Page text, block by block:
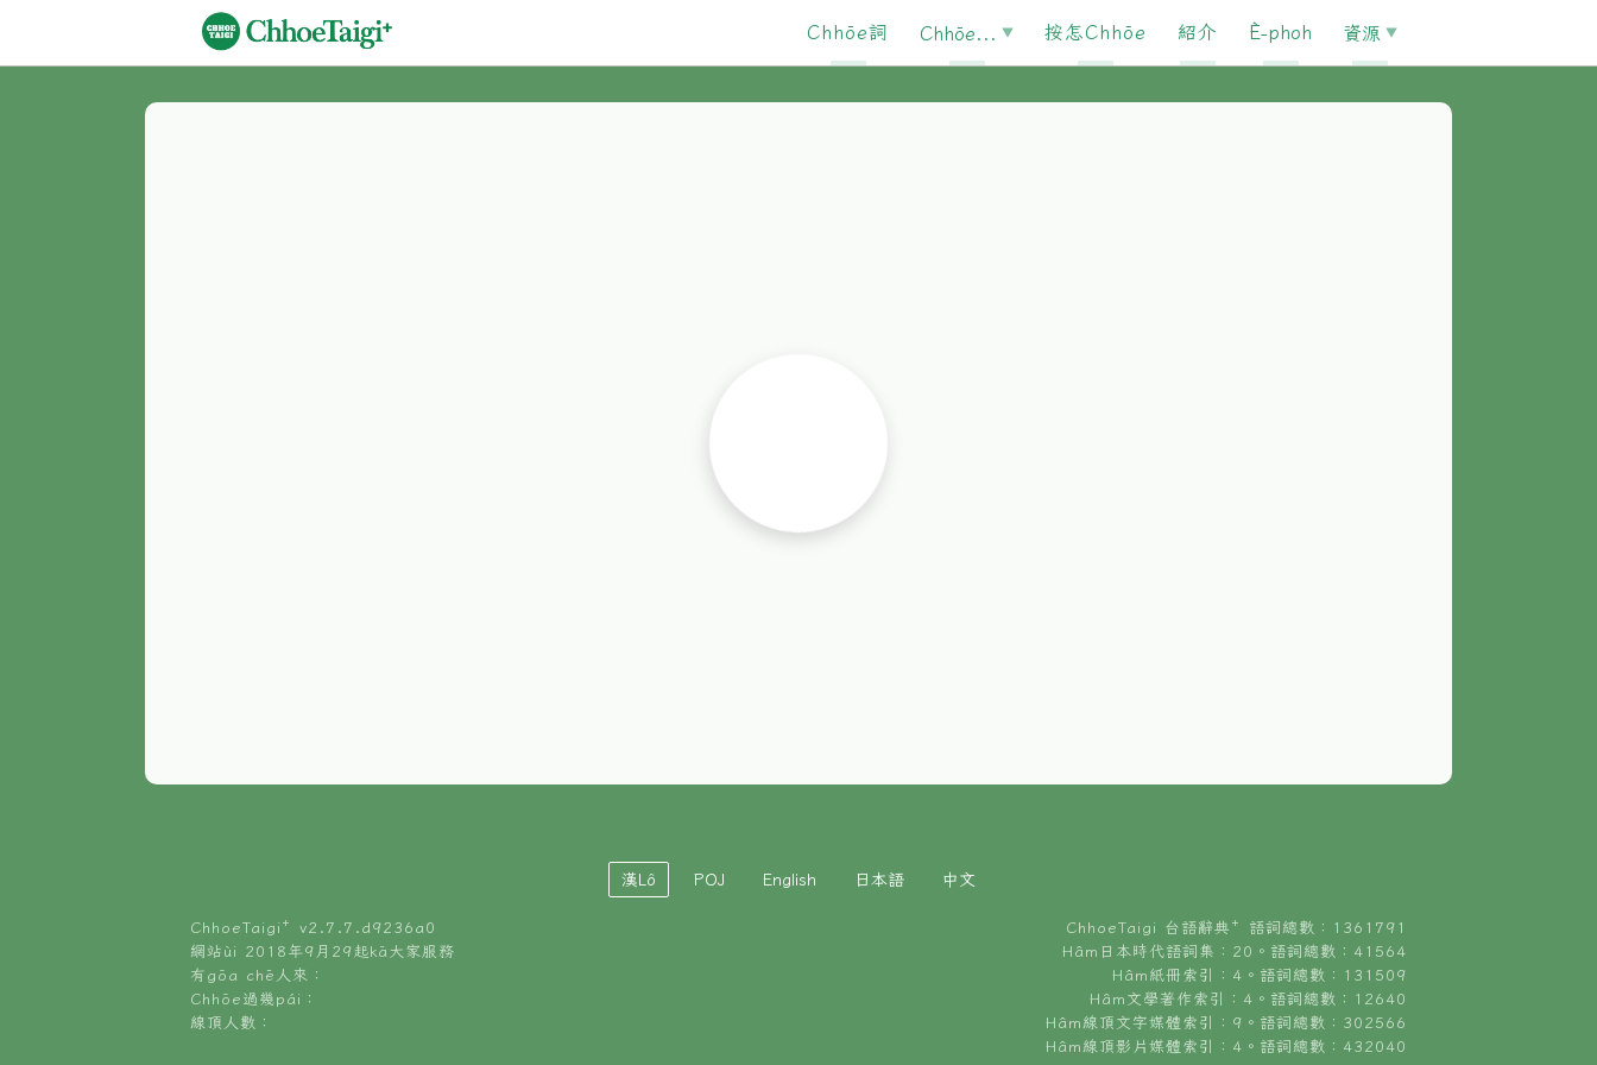
Chhōe詞 Chhōe... 按怎Chhōe 紹介 È-phoh 資源
漢Lô POJ English 日本語 中文
ChhoeTaigi⁺ v2.7.7.d9236a0
網站ùi 2018年9月29起kā大家服務
有gōa chē人來：
Chhōe過幾pái：
線頂人數：
ChhoeTaigi 台語辭典⁺ 語詞總數：1361791
Hâm日本時代語詞集：20。語詞總數：41564
Hâm紙冊索引：4。語詞總數：131509
Hâm文學著作索引：4。語詞總數：12640
Hâm線頂文字媒體索引：9。語詞總數：302566
Hâm線頂影片媒體索引：4。語詞總數：432040